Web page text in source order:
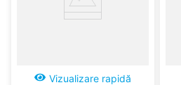
Vizualizare rapidă